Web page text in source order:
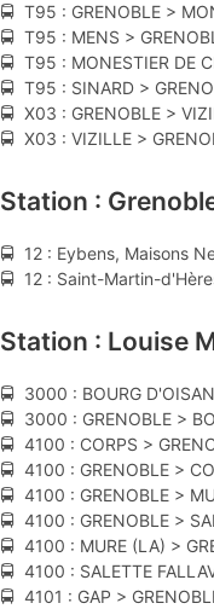
🚍 T95 : GRENOBLE >
🚍 T95 : MENS >
🚍 T95 : MONESTIER DE
🚍 T95 : SINARD >
🚍 X03 : GRENOBLE >
🚍 X03 : VIZILLE >
Station :
🚍 12 : Eybens, Maisons
🚍 12 : Saint-Martin-
Station : Louise
🚍 3000 : BOURG
🚍 3000 : GRENOBLE >
🚍 4100 : CORPS >
🚍 4100 : GRENOBLE >
🚍 4100 : GRENOBLE >
🚍 4100 : GRENOBLE >
🚍 4100 : MURE (LA) >
🚍 4100 : SALETTE
🚍 4101 : GAP >